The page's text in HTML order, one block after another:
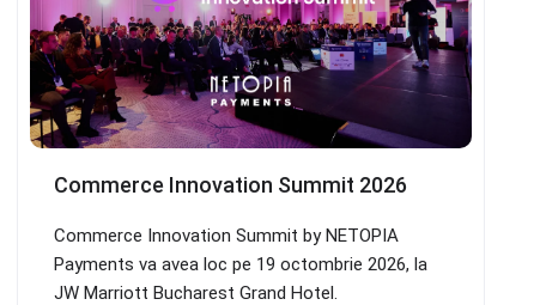
Commerce Innovation Summit 2026
Commerce Innovation Summit by NETOPIA
Payments va avea loc pe 19 octombrie 2026, la
JW Marriott Bucharest Grand Hotel.